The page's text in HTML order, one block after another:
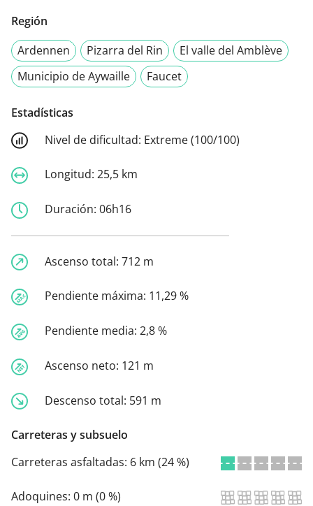
Región
Ardennen
Pizarra del Rin
El valle del Amblève
Municipio de Aywaille
Faucet
Estadísticas
Nivel de dificultad: Extreme (100/100)
Longitud: 25,5 km
Duración: 06h16
Ascenso total: 712 m
Pendiente máxima: 11,29 %
Pendiente media: 2,8 %
Ascenso neto: 121 m
Descenso total: 591 m
Carreteras y subsuelo
Carreteras asfaltadas: 6 km (24 %)
Adoquines: 0 m (0 %)